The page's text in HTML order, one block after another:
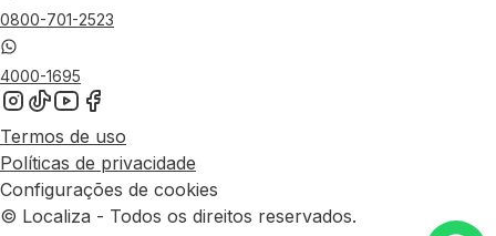
0800-701-2523
4000-1695
Termos de uso
Políticas de privacidade
Configurações de cookies
© Localiza - Todos os direitos reservados.